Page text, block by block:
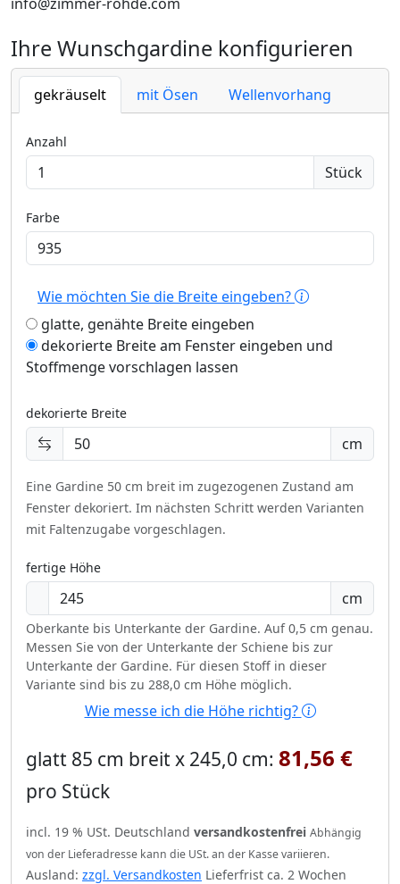
Ihre Wunschgardine konfigurieren
gekräuselt mit Ösen Wellenvorhang
Anzahl
Stück
Farbe
Wie möchten Sie die Breite eingeben?
glatte, genähte Breite eingeben
dekorierte Breite am Fenster eingeben und
Stoffmenge vorschlagen lassen
dekorierte Breite
cm
Eine Gardine 50 cm breit im zugezogenen Zustand am
Fenster dekoriert. Im nächsten Schritt werden Varianten
mit Faltenzugabe vorgeschlagen.
fertige Höhe
cm
Oberkante bis Unterkante der Gardine. Auf 0,5 cm genau.
Messen Sie von der Unterkante der Schiene bis zur
Unterkante der Gardine. Für diesen Stoff in dieser
Variante sind bis zu 288,0 cm Höhe möglich.
Wie messe ich die Höhe richtig?
glatt 85 cm breit x 245,0 cm: 81,56 €
pro Stück
incl. 19 % USt. Deutschland versandkostenfrei Abhängig
von der Lieferadresse kann die USt. an der Kasse variieren.
Ausland: zzgl. Versandkosten Lieferfrist ca. 2 Wochen